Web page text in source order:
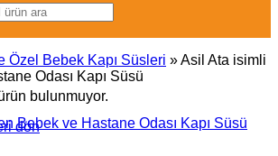
bulunmuyor.
dön
Özel Bebek Kapı Süsleri »Asil Ata isimli
Odası Kapı Süsü